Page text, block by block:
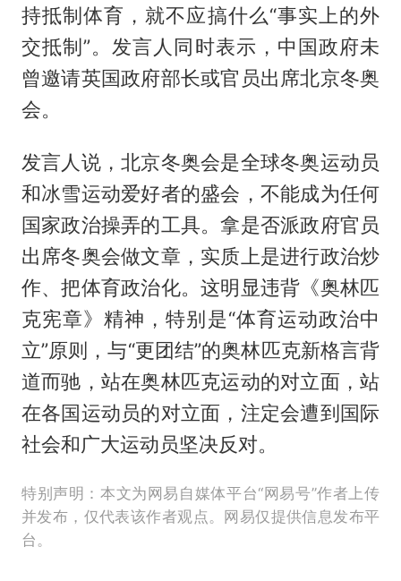
持抵制体育，就不应搞什么“事实上的外
交抵制”。发言人同时表示，中国政府未
曾邀请英国政府部长或官员出席北京冬奥
会。
发言人说，北京冬奥会是全球冬奥运动员
和冰雪运动爱好者的盛会，不能成为任何
国家政治操弄的工具。拿是否派政府官员
出席冬奥会做文章，实质上是进行政治炒
作、把体育政治化。这明显违背《奥林匹
克宪章》精神，特别是“体育运动政治中
立”原则，与“更团结”的奥林匹克新格言背
道而驰，站在奥林匹克运动的对立面，站
在各国运动员的对立面，注定会遭到国际
社会和广大运动员坚决反对。
特别声明：本文为网易自媒体平台“网易号”作者上传
并发布，仅代表该作者观点。网易仅提供信息发布平
台。